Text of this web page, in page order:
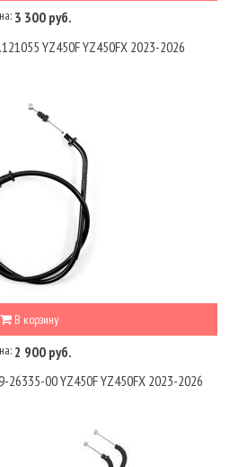
3 300 руб.
YZ450F YZ450FX 2023-2026
В корзину
2 900 руб.
26335-00 YZ450F YZ450FX 2023-2026